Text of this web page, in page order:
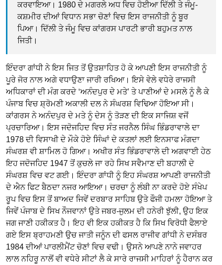
ਕਰਵਾਇਆ। 1980 ਦੇ ਮਗਰਲੇ ਅਧ ਵਿਚ ਹੋਈਆ ਦਿੱਲੀ ਤੇ ਜੰਮੂ-
ਕਸ਼ਮੀਰ ਦੀਆਂ ਵਿਧਾਨ ਸਭਾ ਚੋਣਾਂ ਵਿਚ ਇਸ ਰਾਜਨੀਤੀ ਨੂੰ ਬੂਰ
ਪਿਆ। ਦਿੱਲੀ ਤੇ ਜੰਮੂ ਵਿਚ ਕਾਂਗਰਸ ਪਾਰਟੀ ਭਾਰੀ ਬਹੁਮਤ ਨਾਲ
ਜਿਤੀ।
ਇੰਦਰਾ ਗਾਂਧੀ ਨੇ ਇਸ ਜਿਤ ਤੋਂ ਉਤਸ਼ਾਹਿਤ ਹੋ ਕੇ ਆਪਣੀ ਇਸ ਰਾਜਨੀਤੀ ਨੂੰ
ਪੂਰੇ ਜੋਰ ਨਾਲ ਅਗੇ ਵਧਾਉਣਾ ਜਾਰੀ ਰਖਿਆ। ਇਸੇ ਵੇਲੇ ਵਧੇਰੇ ਰਾਜਸੀ
ਅਧਿਕਾਰਾਂ ਦੀ ਮੰਗ ਕਰਦੇ ‘ਅਨੰਦਪੁਰ ਦੇ ਮਤੇ’ ਤੇ ਪਾਣੀਆਂ ਦੇ ਮਸਲੇ ਨੂੰ ਲੈ ਕੇ
ਪੰਜਾਬ ਵਿਚ ਸ਼੍ਰੋਮਣੀ ਅਕਾਲੀ ਦਲ ਨੇ ਸੰਘਰਸ਼ ਵਿਢਿਆ ਹੋਇਆ ਸੀ।
ਕਾਂਗਰਸ ਨੇ ਅਨੰਦਪੁਰ ਦੇ ਮਤੇ ਨੂੰ ਦੇਸ ਨੂੰ ਤੋੜਣ ਦੀ ਇਕ ਸਾਜਿਸ਼ ਵਜੋਂ
ਪ੍ਰਚਾਰਿਆ। ਇਸ ਜਦੋਜਹਿਦ ਵਿਚ ਸੰਤ ਜਰਨੈਲ ਸਿੰਘ ਭਿੰਡਰਾਵਾਲੇ ਦਾ
1978 ਦੀ ਵਿਸਾਖੀ ਦੇ ਮੌਕੇ ਹੋਏ ਸਿੰਘਾਂ ਦੇ ਕਤਲਾਂ ਲਈ ਇਨਸਾਫ ਮੰਗਦਾ
ਸੰਘਰਸ਼ ਵੀ ਸ਼ਾਮਿਲ ਹੋ ਗਿਆ। ਅਖੀਰ ਸੰਤ ਭਿੰਡਰਾਵਾਲੇ ਦੀ ਅਗਵਾਈ ਹੇਠ
ਇਹ ਜਦੋਜਹਿਦ 1947 ਤੋਂ ਕੁਚਲੇ ਜਾ ਰਹੇ ਸਿਖ ਸਵੈਮਾਣ ਦੀ ਬਹਾਲੀ ਦੇ
ਸੰਘਰਸ਼ ਵਿਚ ਵਟ ਗਈ। ਇੰਦਰਾ ਗਾਂਧੀ ਨੂੰ ਇਹ ਸੰਘਰਸ਼ ਆਪਣੀ ਰਾਜਨੀਤੀ
ਦੇ ਐਨ ਫਿਟ ਬੈਠਦਾ ਨਜਰ ਆਇਆ। ਚਰਚਾ ਨੂੰ ਲੰਬੀ ਨਾ ਕਰਦੇ ਹੋਏ ਸੰਖੇਪ
ਰੂਪ ਵਿਚ ਇਸ ਤੋਂ ਬਾਅਦ ਜਿਵੇਂ ਦਰਬਾਰ ਸਾਹਿਬ ਉਤੇ ਫੌਜੀ ਹਮਲਾ ਹੋਇਆ ਤੇ
ਜਿਵੇਂ ਪੰਜਾਬ ਦੇ ਸਿਖ ਨੌਜਵਾਨਾਂ ਉਤੇ ਜਬਰ-ਜੁਲਮ ਦੀ ਹਨੇਰੀ ਝੁੱਲੀ, ਉਹ ਇਕ
ਜਗ ਜਾਣੀ ਹਕੀਕਤ ਹੈ। ਇਹ ਵੀ ਇਕ ਹਕੀਕਤ ਹੈ ਕਿ ਸਿਖ ਵਿਰੋਧੀ ਫੈਲਾਏ
ਗਏ ਇਸ ਬ੍ਰਾਹਮਣੀ ਉਚ ਜਾਤੀ ਜਨੂੰਨ ਦੀ ਫਸਲ ਰਾਜੀਵ ਗਾਂਧੀ ਨੇ ਦਸੰਬਰ
1984 ਦੀਆਂ ਪਾਰਲੀਮੈਂਟ ਚੋਣਾਂ ਵਿਚ ਵਢੀ। ਉਸਨੇ ਆਪਣੇ ਨਾਨੇ ਜਵਾਹਰ
ਲਾਲ ਨਹਿਰੂ ਨਾਲੋਂ ਵੀ ਵਧੇਰੇ ਸੀਟਾਂ ਲੈ ਕੇ ਸਾਰੇ ਰਾਜਸੀ ਮਾਹਿਰਾਂ ਨੂੰ ਹੈਰਾਨ ਕਰ